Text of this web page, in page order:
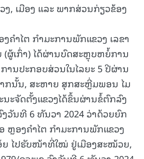
, ເມືອງ ແລະ ພາກສ່ວນກ່ຽວຂ້ອງ
ຄໍາໄຕ ກໍາມະການພັກແຂວງ ເລຂາ
(ຜູ້ເກົ່າ) ໄດ້ຜ່ານບົດສະຫຼຸບຫຍໍ້ການ
ານປະກອບສ່ວນໃນໄລຍະ 5 ປີຜ່ານ
າກນັ້ນ, ສະຫາຍ ສຸກສະຫຼີ່ມພອນ ໄມ
ະຈັດຕັ້ງແຂວງໄດ້ຂຶ້ນຜ່ານຂໍ້ຕົກລົງ
ວັນທີ 6 ທັນວາ 2024 ວ່າດ້ວຍຍົກ
ຫຼອງຄໍາໄຕ ກໍາມະການພັກແຂວງ
ຍ ໄປຮັບໜ້າທີ່ໃໝ່ ຢູ່ເມືອງສະໝ້ວຍ,